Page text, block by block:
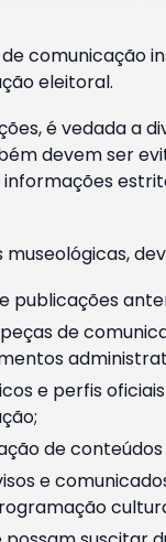
eleitoral.
é vedada a
devem ser
de
e perfis
de
e